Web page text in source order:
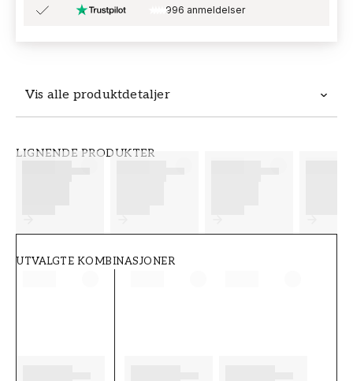
Vis alle produktdetaljer
LIGNENDE PRODUKTER
UTVALGTE KOMBINASJONER
996 anmeldelser